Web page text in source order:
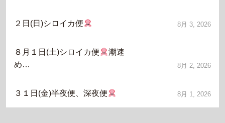
２日(日)シロイカ便 8月 3, 2026
８月１日(土)シロイカ便
潮速
め…
8月 2, 2026
３１日(金)半夜便、深夜便 8月 1, 2026